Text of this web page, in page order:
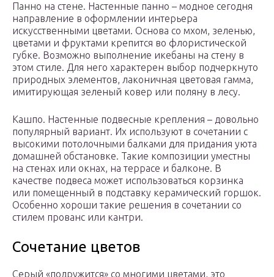
Панно на стене. Настенные панно – модное сегодня
направление в оформлении интерьера
искусственными цветами. Основа со мхом, зеленью,
цветами и фруктами крепится во флористической
губке. Возможно выполнение икебаны на стену в
этом стиле. Для него характерен выбор подчеркнуто
природных элементов, лаконичная цветовая гамма,
имитирующая зеленый ковер или поляну в лесу.
Кашпо. Настенные подвесные крепления – довольно
популярный вариант. Их используют в сочетании с
высокими потолочными балками для придания уюта
домашней обстановке. Такие композиции уместны
на стенах или окнах, на террасе и балконе. В
качестве подвеса может использоваться корзинка
или помещенный в подставку керамический горшок.
Особенно хороши такие решения в сочетании со
стилем прованс или кантри.
Сочетание цветов
Серый «подружится» со многими цветами, это